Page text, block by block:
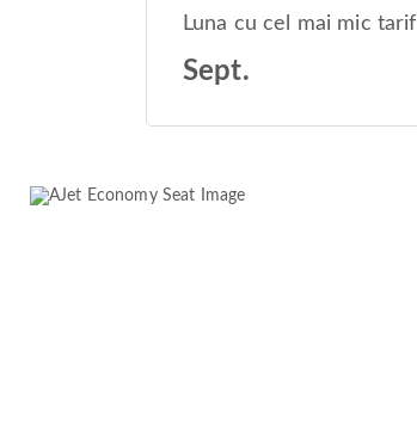
Luna cu cel mai mic tarif
Sept.